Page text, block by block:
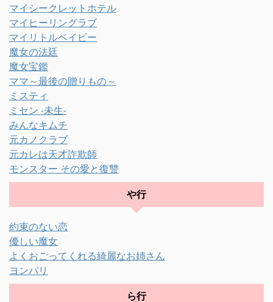
マイシークレットホテル
マイヒーリングラブ
マイリトルベイビー
魔女の法廷
魔女宝鑑
ママ～最後の贈りもの～
ミスティ
ミセン -未生-
みんなキムチ
元カノクラブ
元カレは天才詐欺師
モンスター その愛と復讐
や行
約束のない恋
優しい魔女
よくおごってくれる綺麗なお姉さん
ヨンパリ
ら行